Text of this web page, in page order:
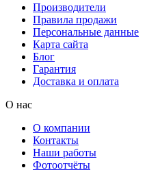
Производители
Правила продажи
Персональные данные
Карта сайта
Блог
Гарантия
Доставка и оплата
О нас
О компании
Контакты
Наши работы
Фотоотчёты